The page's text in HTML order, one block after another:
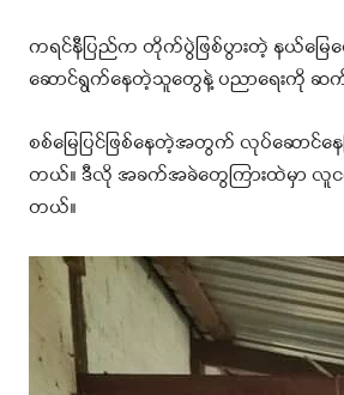
ကရင်နီပြည်က တိုက်ပွဲဖြစ်ပွားတဲ့ နယ်မ
ဆောင်ရွက်နေတဲ့သူတွေနဲ့ ပညာရေးကို
စစ်မြေပြင်ဖြစ်နေတဲ့အတွက် လုပ်ဆောင်
တယ်။ ဒီလို အခက်အခဲတွေကြားထဲမှာ လူ
တယ်။